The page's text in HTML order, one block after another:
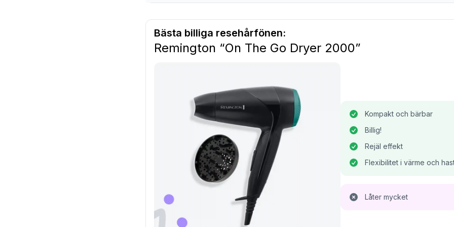
Bästa billiga resehårfönen:
Remington “On The Go Dryer 2000”
Kompakt och bärbar
Billig!
Rejäl effekt
Flexibilitet i värme och
Låter mycket